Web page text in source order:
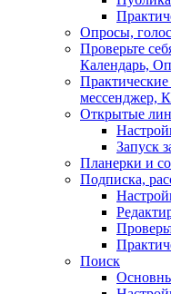
Опросы,
Проверьте
Календарь,
мессенджер,
Открытые
Запуск
Планерки и
Подписка,
Поиск